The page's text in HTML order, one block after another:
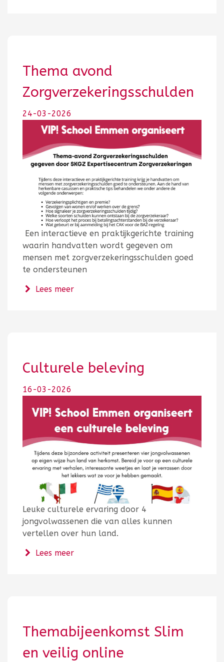
Thema avond
Zorgverzekeringsschulden
24-03-2026
Een interactieve en praktijkgerichte training
waarin handvatten wordt gegeven om
mensen met zorgverzekeringsschulden goed
te ondersteunen
Lees meerover Thema avond
Culturele beleving
16-03-2026
Leuke culturele ervaring door 4
jongvolwassenen die van alles kunnen
vertellen over hun land.
Lees meerover Culturele beleving
Themabijeenkomst Slim
en veilig online